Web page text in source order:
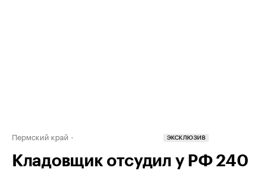
Пермский край ЭКСКЛЮЗИВ
Кладовщик отсудил у РФ 240